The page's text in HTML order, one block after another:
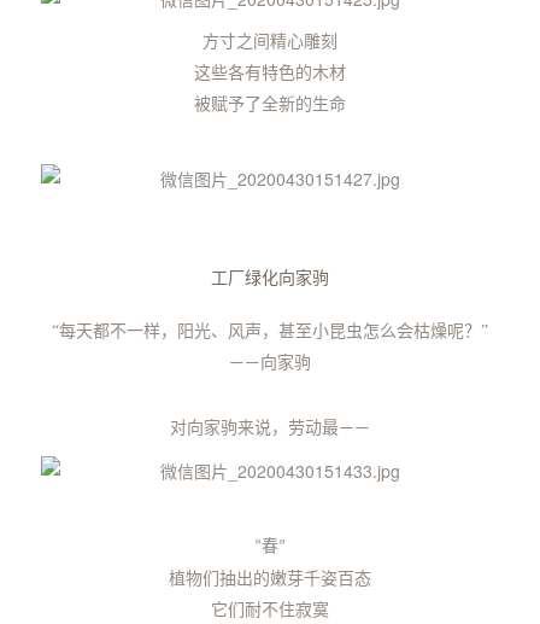
方寸之间精心雕刻
这些各有特色的木材
被赋予了全新的生命
工厂绿化向家驹
“每天都不一样，
阳光、风声，甚至小昆虫怎么会枯燥呢？”
——向家驹
对向家驹来说， 劳动最——
“春”
植物们抽出的嫩芽千姿百态
它们耐不住寂寞